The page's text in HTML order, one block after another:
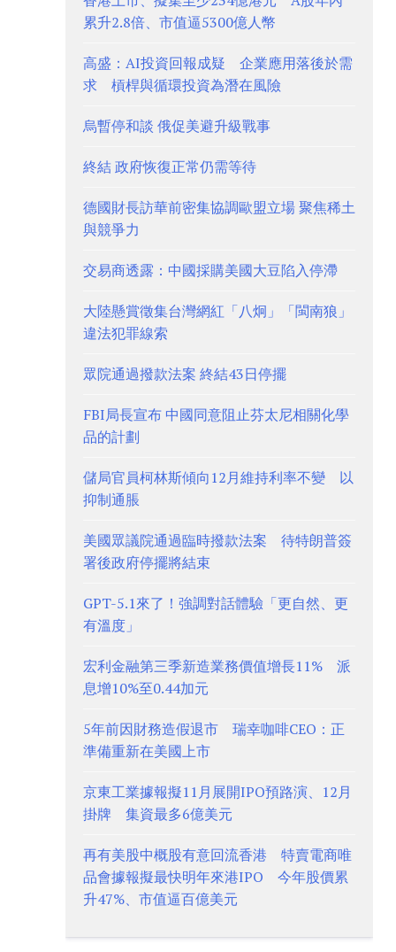
累升2.8倍、市值逼5300億人幣
高盛：AI投資回報成疑 企業應用落後於需
求 槓桿與循環投資為潛在風險
烏暫停和談 俄促美避升級戰事
終結 政府恢復正常仍需等待
德國財長訪華前密集協調歐盟立場 聚焦稀土
與競爭力
交易商透露：中國採購美國大豆陷入停滯
大陸懸賞徵集台灣網紅「八炯」「閩南狼」
違法犯罪線索
眾院通過撥款法案 終結43日停擺
FBI局長宣布 中國同意阻止芬太尼相關化學
品的計劃
儲局官員柯林斯傾向12月維持利率不變 以
抑制通脹
美國眾議院通過臨時撥款法案 待特朗普簽
署後政府停擺將結束
GPT-5.1來了！強調對話體驗「更自然、更
有溫度」
宏利金融第三季新造業務價值增長11% 派
息增10%至0.44加元
5年前因財務造假退市 瑞幸咖啡CEO：正
準備重新在美國上市
京東工業據報擬11月展開IPO預路演、12月
掛牌 集資最多6億美元
再有美股中概股有意回流香港 特賣電商唯
品會據報擬最快明年來港IPO 今年股價累
升47%、市值逼百億美元